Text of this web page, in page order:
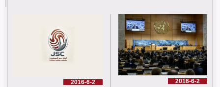
لجنة دعم الصحفيين تلتقي اللجنة الدولية للصليب الأحمر في جنيف
2016-6-2
2016-6-2